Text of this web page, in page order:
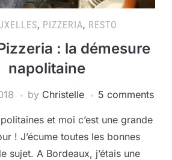
, PIZZERIA, RESTO
: la démesure
napolitaine
by Christelle 5 comments
et moi c’est une grande
! J’écume toutes les bonnes
sujet. A Bordeaux, j’étais une